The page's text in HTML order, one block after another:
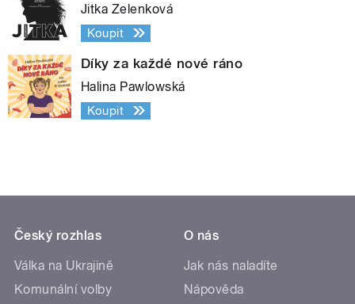
Jitka Zelenková
Koupit
Díky za každé nové ráno
Halina Pawlowská
Koupit
Český rozhlas
Válka na Ukrajině
Komunální volby
O nás
Jak nás naladíte
Nápověda